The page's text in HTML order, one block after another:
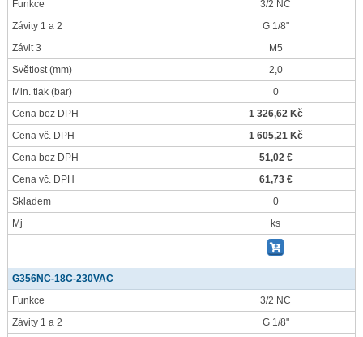
Funkce
3/2 NC
Závity 1 a 2
G 1/8"
Závit 3
M5
Světlost(mm)
2,0
Min. tlak (bar)
0
Cena bez DPH
1 326,62 Kč
Cena vč. DPH
1 605,21 Kč
Cena bez DPH
51,02 €
Cena vč. DPH
61,73 €
Skladem
0
Mj
ks
G356NC-18C-230VAC
Funkce
3/2 NC
Závity 1 a 2
G 1/8"